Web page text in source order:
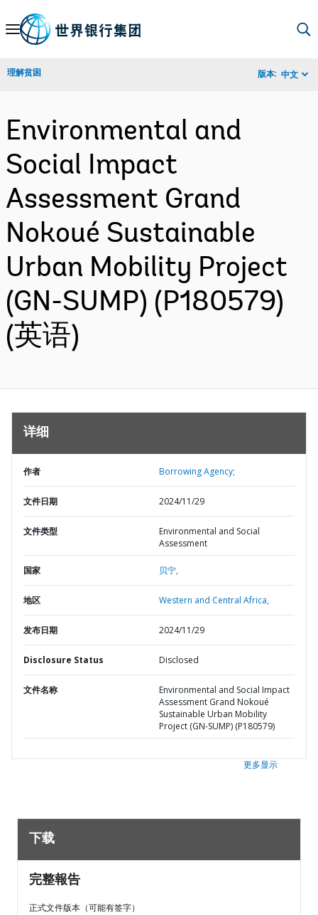
Skip
Navigation
理解贫困 版本: 中文
Environmental and
Social Impact
Assessment Grand
Nokoué Sustainable
Urban Mobility Project
(GN-SUMP) (P180579)
(英语)
详细
作者 Borrowing Agency;
文件日期 2024/11/29
文件类型
Environmental and Social
Assessment
国家 贝宁,
地区 Western and Central Africa,
发布日期 2024/11/29
Disclosure Status Disclosed
文件名称
Environmental and Social Impact
Assessment Grand Nokoué
Sustainable Urban Mobility
Project (GN-SUMP) (P180579)
更多显示
下载
完整報告
正式文件版本（可能有签字）